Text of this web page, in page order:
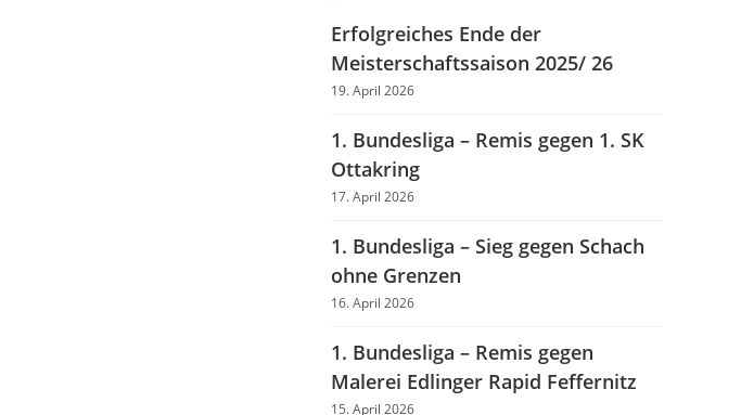
Erfolgreiches Ende der
Meisterschaftssaison 2025/ 26
19. April 2026
1. Bundesliga – Remis gegen 1. SK
Ottakring
17. April 2026
1. Bundesliga – Sieg gegen Schach
ohne Grenzen
16. April 2026
1. Bundesliga – Remis gegen
Malerei Edlinger Rapid Feffernitz
15. April 2026